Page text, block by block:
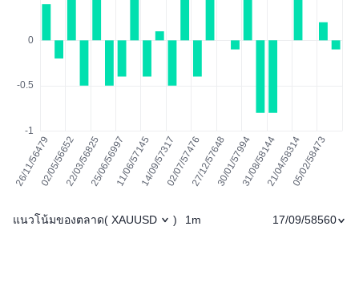
แนวโน้มของตลาด( XAUUSD ) 1m 17/09/58560